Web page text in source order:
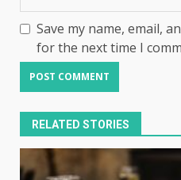
Save my name, email,
for the next time I
RELATED STORIES